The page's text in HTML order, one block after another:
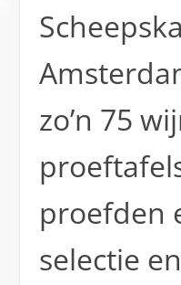
zo’n 75
proefden
selectie